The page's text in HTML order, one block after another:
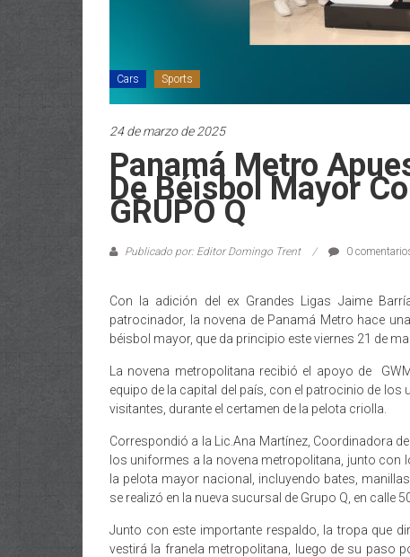
Cars Sports
24 de marzo de 2025
Panamá Metro
De Béisbol Mayor
GRUPO Q
Publicado por: Editor Domingo Trent 0
Con la adición del ex Grandes Ligas Jaime
patrocinador, la novena de Panamá Metro hace
béisbol mayor, que da principio este viernes 21 de
La novena metropolitana recibió el apoyo de
equipo de la capital del país, con el patrocinio de
visitantes, durante el certamen de la pelota criolla.
Correspondió a la Lic.Ana Martínez, Coordinadora
los uniformes a la novena metropolitana, junto con
la pelota mayor nacional, incluyendo bates,
se realizó en la nueva sucursal de Grupo Q, en calle
Junto con este importante respaldo, la tropa que
vestirá la franela metropolitana, luego de su paso